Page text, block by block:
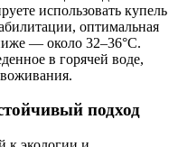
использовать купель
оптимальная
— около 32–36°C.
в горячей воде,
подход